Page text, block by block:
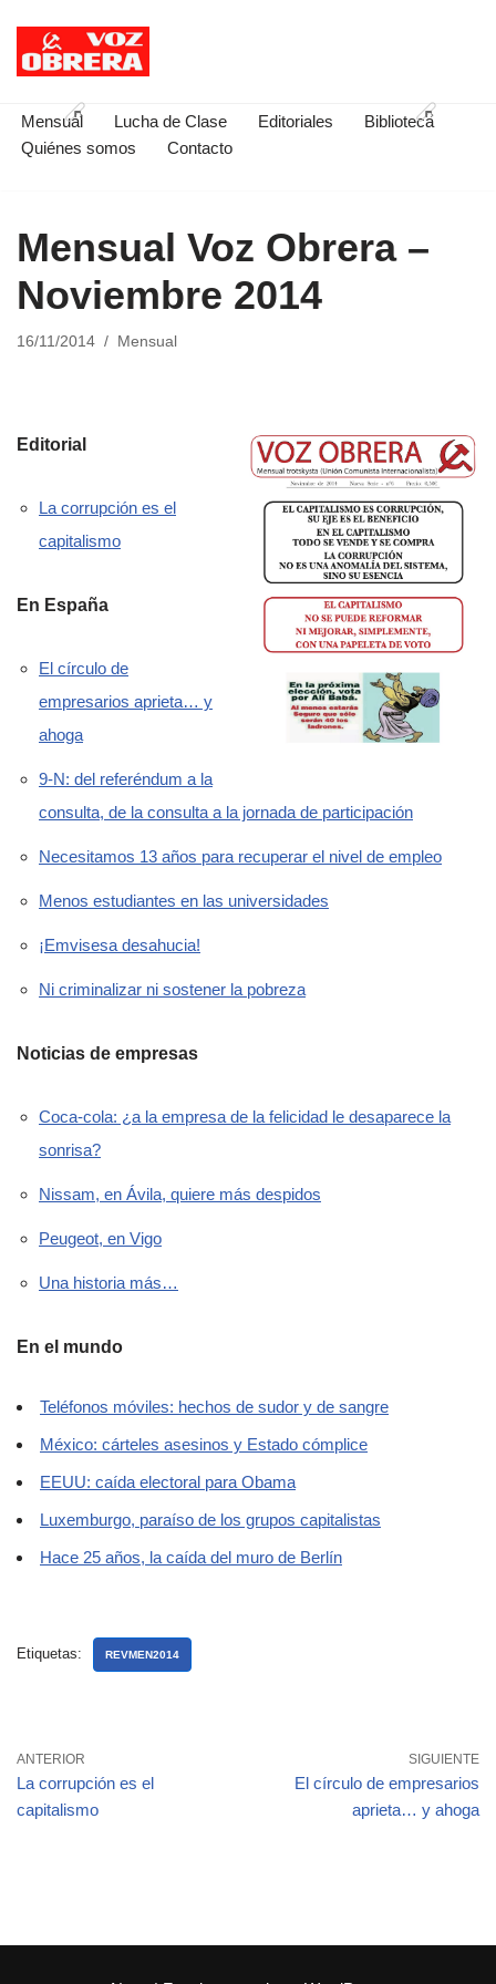
Saltar
contenido
Mensual Lucha de Clase Editoriales
Biblioteca
Quiénes somos
Contacto
Mensual Voz Obrera –
Noviembre 2014
16/11/2014 Mensual
Editorial
La corrupción es el
capitalismo
En España
El círculo de
empresarios aprieta… y
ahoga
9-N: del referéndum a la
consulta, de la consulta a la jornada de participación
Necesitamos 13 años para recuperar el nivel de empleo
Menos estudiantes en las universidades
¡Emvisesa desahucia!
Ni criminalizar ni sostener la pobreza
Noticias de empresas
Coca-cola: ¿a la empresa de la felicidad le desaparece la
sonrisa?
Nissam, en Ávila, quiere más despidos
Peugeot, en Vigo
Una historia más…
En el mundo
Teléfonos móviles: hechos de sudor y de sangre
México: cárteles asesinos y Estado cómplice
EEUU: caída electoral para Obama
Luxemburgo, paraíso de los grupos capitalistas
Hace 25 años, la caída del muro de Berlín
Etiquetas: REVMEN2014
ANTERIOR
La corrupción es el
capitalismo
SIGUIENTE
El círculo de empresarios
aprieta… y ahoga